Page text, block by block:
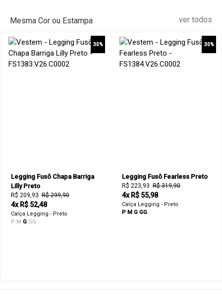
Mesma Cor ou Estampa ver todos
30%
Legging Fusô Chapa Barriga
Lilly Preto
R$ 209,93 R$ 299,90
4x R$ 52,48
Calça Legging - Preto
P M G GG
30%
Legging Fusô Fearless Preto
R$ 223,93 R$ 319,90
4x R$ 55,98
Calça Legging - Preto
P M G GG